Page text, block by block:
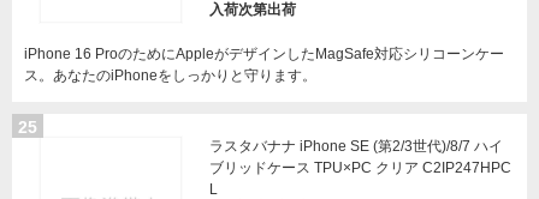
入荷次第出荷
iPhone 16 ProのためにAppleがデザインしたMagSafe対応シリコーンケー
ス。あなたのiPhoneをしっかりと守ります。
25
ラスタバナナ iPhone SE (第2/3世代)/8/7 ハイ
ブリッドケース TPU×PC クリア C2IP247HPC
L